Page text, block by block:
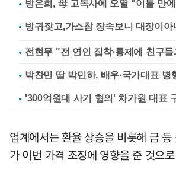
방은희, 母 고독사에 오열 "이틀 만
전현무 "전 연인 집착·통제에 친구
박찬민 딸 박민하, 배우·국가대표 병
'300억원대 사기 혐의' 차가원 대표
업계에서는 환율 상승을 비롯해 금
가 이번 가격 조정에 영향을 준 것으